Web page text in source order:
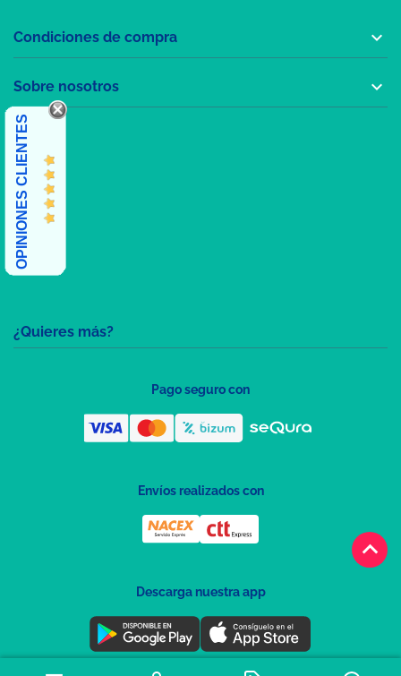
keyboard_arrow_up
¿Quieres más?
Condiciones de compra 
Sobre nosotros 
OPINIONES CLIENTES
Pago seguro con
Envíos realizados con
Descarga nuestra app